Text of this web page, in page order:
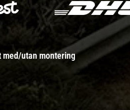
med/utan montering